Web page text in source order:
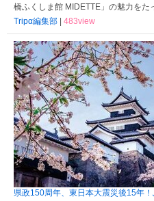
橋ふくしま館 MIDETTE」の魅力をた
Tripα編集部 | 483view
県政150周年、東日本大震災後15年